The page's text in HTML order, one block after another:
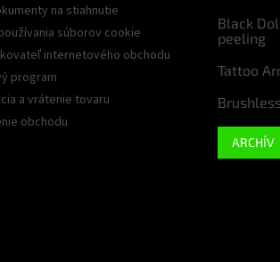
na stiahnutie
súborov cookie
internetového obchodu
program
a vrátenie tovaru
obchodu
Black
peeling
Tattoo
ARCHÍV